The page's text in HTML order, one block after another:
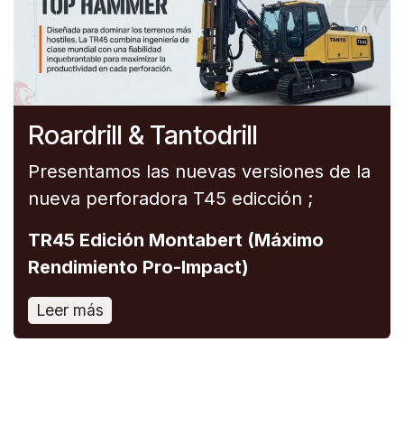
Roardrill & Tantodrill
Presentamos las nuevas versiones de la
nueva perforadora T45 edicción ;
TR45 Edición Montabert (Máximo
Rendimiento Pro-Impact)
Leer más